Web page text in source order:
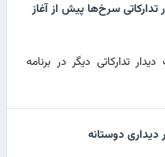
سرخ‌ها پیش از آغاز
تدارکاتی دیگر در برنامه
دوستانه